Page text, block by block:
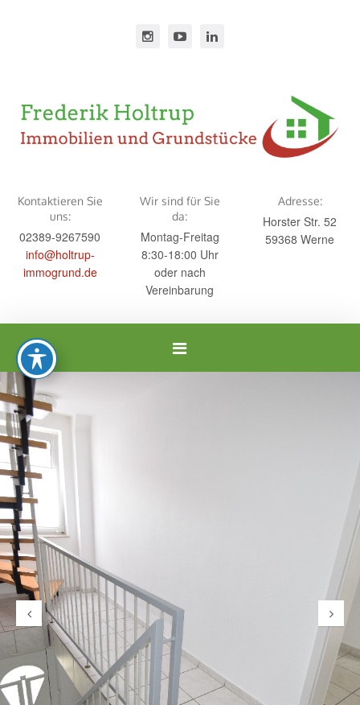
Kontaktieren Sie
uns:
02389-9267590
info@holtrup-
immogrund.de
Wir sind für Sie
da:
Montag-Freitag
8:30-18:00 Uhr
oder nach
Vereinbarung
Adresse:
Horster Str. 52
59368 Werne
Navigation